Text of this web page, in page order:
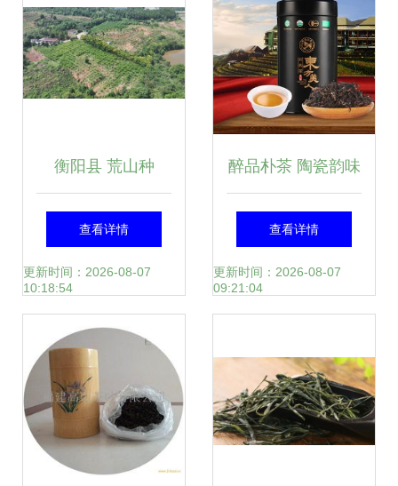
衡阳县 荒山种
下“摇钱树” 万亩金
槐结“金米” 陶瓷
查看详情
更新时间：2026-08-07
10:18:54
醉品朴茶 陶瓷韵味
与茶香的完美融合
查看详情
更新时间：2026-08-07
09:21:04